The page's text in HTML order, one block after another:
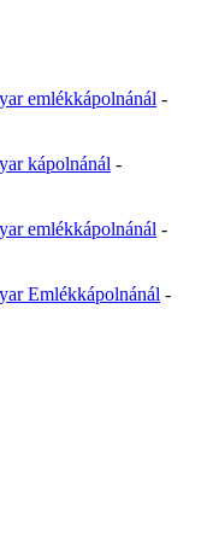
emlékkápolnánál -
kápolnánál -
emlékkápolnánál -
Emlékkápolnánál -